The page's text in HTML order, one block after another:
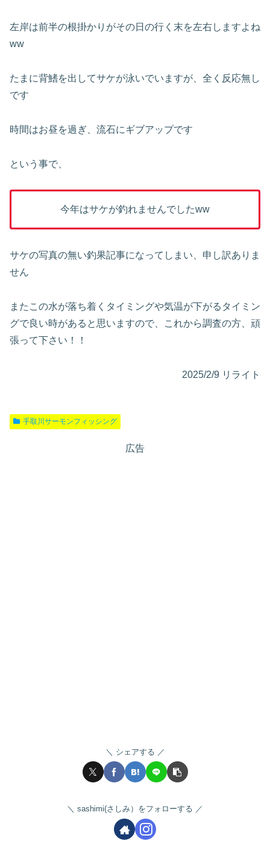
左岸は前半の根掛かりがその日の行く末を左右しますよね
ww
たまに背鰭を出してサケが泳いでいますが、全く反応無し
です
時間はお昼を過ぎ、流石にギブアップです
という事で、
今年はサケが釣れませんでしたww
サケの写真の無い釣果記事になってしまい、申し訳ありま
せん
またこの水が落ち着くタイミングや気温が下がるタイミン
グで良い時があると思いますので、これから調査の方、頑
張って下さい！！
2025/2/9 リライト
手取川サーモンフィッシング
広告
シェアする
sashimi(さしみ）をフォローする